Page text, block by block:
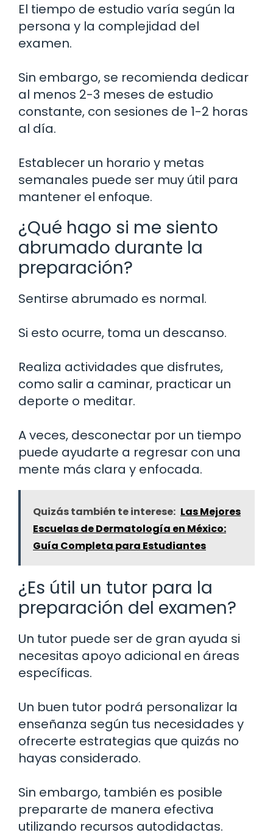
El tiempo de estudio varía según la
persona y la complejidad del
examen.
Sin embargo, se recomienda dedicar
al menos 2-3 meses de estudio
constante, con sesiones de 1-2 horas
al día.
Establecer un horario y metas
semanales puede ser muy útil para
mantener el enfoque.
¿Qué hago si me siento
abrumado durante la
preparación?
Sentirse abrumado es normal.
Si esto ocurre, toma un descanso.
Realiza actividades que disfrutes,
como salir a caminar, practicar un
deporte o meditar.
A veces, desconectar por un tiempo
puede ayudarte a regresar con una
mente más clara y enfocada.
Quizás también te interese: Las Mejores
Escuelas de Dermatología en México:
Guía Completa para Estudiantes
¿Es útil un tutor para la
preparación del examen?
Un tutor puede ser de gran ayuda si
necesitas apoyo adicional en áreas
específicas.
Un buen tutor podrá personalizar la
enseñanza según tus necesidades y
ofrecerte estrategias que quizás no
hayas considerado.
Sin embargo, también es posible
prepararte de manera efectiva
utilizando recursos autodidactas.